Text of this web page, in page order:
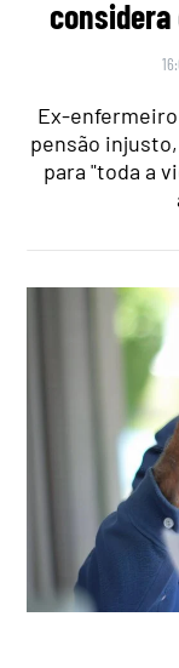
Ex-
pensão
para "toda a